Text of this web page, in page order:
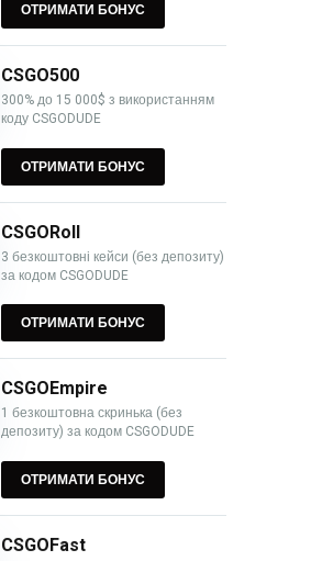
ОТРИМАТИ БОНУС
CSGO500
300% до 15 000$ з використанням
коду CSGODUDE
ОТРИМАТИ БОНУС
CSGORoll
3 безкоштовні кейси (без депозиту)
за кодом CSGODUDE
ОТРИМАТИ БОНУС
CSGOEmpire
1 безкоштовна скринька (без
депозиту) за кодом CSGODUDE
ОТРИМАТИ БОНУС
CSGOFast